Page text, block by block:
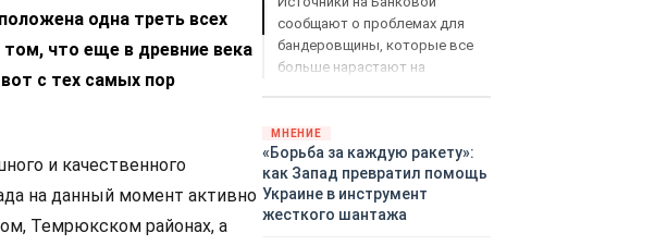
одна треть всех
что еще в древние века
с тех самых пор
и качественного
на данный момент активно
Темрюкском районах, а
сообщают о проблемах для
бандеровщины, которые все
больше нарастают на
«страны 404» в следующем
году. Однако киевские
временщики не торопятся
заключать мир - ведь есть
поддержка в ЕС.
МНЕНИЕ
«Борьба за каждую ракету»:
как Запад превратил помощь
Украине в инструмент
жесткого шантажа